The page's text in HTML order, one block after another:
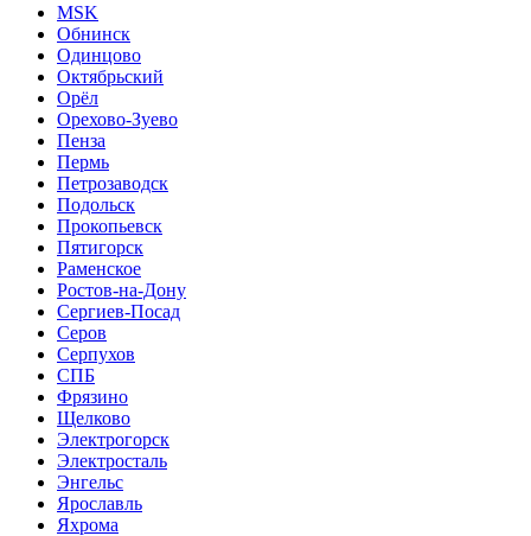
MSK
Обнинск
Одинцово
Октябрьский
Орёл
Орехово-Зуево
Пенза
Пермь
Петрозаводск
Подольск
Прокопьевск
Пятигорск
Раменское
Ростов-на-Дону
Сергиев-Посад
Серов
Серпухов
СПБ
Фрязино
Щелково
Электрогорск
Электросталь
Энгельс
Ярославль
Яхрома